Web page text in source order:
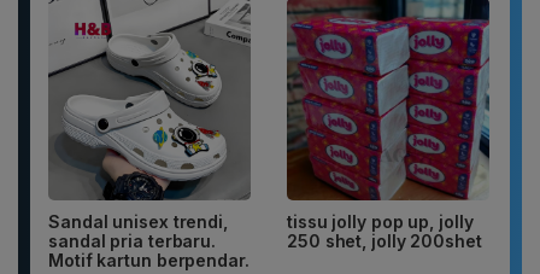
Sandal unisex trendi,
sandal pria terbaru.
Motif kartun berpendar.
tissu jolly pop up, jolly
250 shet, jolly 200shet